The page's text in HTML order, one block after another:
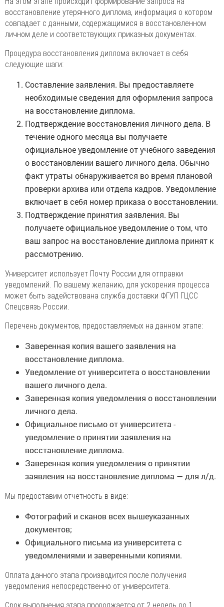
восстановление утерянного диплома, информация о котором
совпадает с данными, содержащимися в восстановленном
личном деле и соответствующих приказных документах.
Процедура восстановления диплома включает в себя
следующие шаги:
Составление заявления. Вы предоставляете
необходимые сведения для оформления запроса
на восстановление диплома.
Подтверждение восстановления личного дела. В
течение одного месяца вы получаете
официальное уведомление от учебного заведения
о восстановлении вашего личного дела. Обычно
факт утраты обнаруживается во время плановой
проверки архива или отдела кадров. Уведомление
включает в себя номер приказа о восстановлении.
Подтверждение принятия заявления. Вы
получаете официальное уведомление о том, что
ваш запрос на восстановление диплома принят к
рассмотрению.
Университет использует Почту России для отправки
уведомлений. По вашему желанию, для ускорения процесса
может быть задействована служба доставки ФГУП ГЦСС
Спецсвязь России.
Перечень документов, предоставляемых на данном этапе:
Заверенная копия вашего заявления на
восстановление диплома.
Уведомление от университета о восстановлении
вашего личного дела.
Заверенная копия уведомления о восстановлении
личного дела.
Официальное письмо от университета -
уведомление о принятии заявления на
восстановление диплома.
Заверенная копия уведомления о принятии
заявления на восстановление диплома — для л/д.
Мы предоставим отчетность в виде:
Фотографий и сканов всех вышеуказанных
документов;
Официального письма из университета с
уведомлениями и заверенными копиями.
Оплата данного этапа производится после получения
уведомления непосредственно от университета.